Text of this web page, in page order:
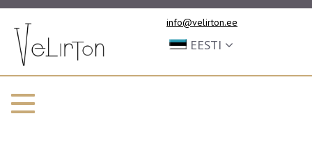
info@velirton.ee
EESTI